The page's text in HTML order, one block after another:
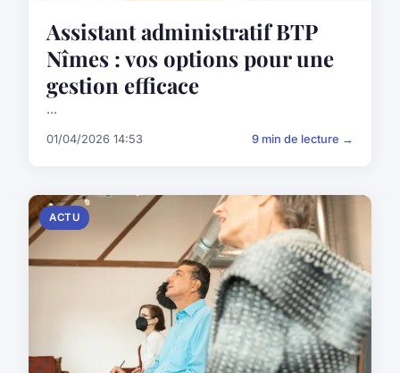
Assistant administratif BTP
Nîmes : vos options pour une
gestion efficace
...
01/04/2026 14:53 9 min de lecture →
ACTU